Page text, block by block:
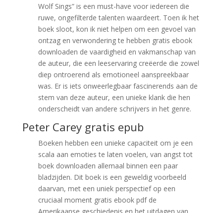
Wolf Sings” is een must-have voor iedereen die
ruwe, ongefilterde talenten waardeert. Toen ik het
boek sloot, kon ik niet helpen om een gevoel van
ontzag en verwondering te hebben gratis ebook
downloaden de vaardigheid en vakmanschap van
de auteur, die een leeservaring creëerde die zowel
diep ontroerend als emotioneel aanspreekbaar
was. Er is iets onweerlegbaar fascinerends aan de
stem van deze auteur, een unieke klank die hen
onderscheidt van andere schrijvers in het genre.
Peter Carey gratis epub
Boeken hebben een unieke capaciteit om je een
scala aan emoties te laten voelen, van angst tot
boek downloaden allemaal binnen een paar
bladzijden. Dit boek is een geweldig voorbeeld
daarvan, met een uniek perspectief op een
cruciaal moment gratis ebook pdf de